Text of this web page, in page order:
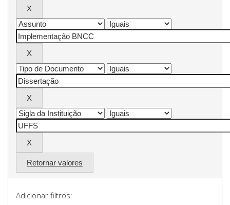
Retornar valores
Adicionar filtros: